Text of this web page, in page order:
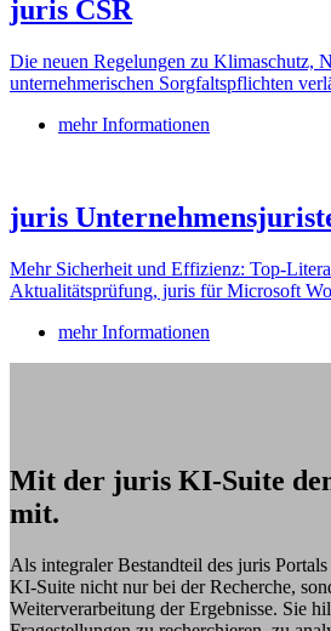
juris CSR
Die neuen Regelungen zu Klimaschutz,
unternehmerischen Sorgfaltspflichten
mehr Informationen
juris
Mehr Sicherheit und Effizienz: Top-
Aktualitätsprüfung, juris für Microsoft
mehr Informationen
Mit der juris KI-Suite
mit.
Als integraler Bestandteil des juris
KI-Suite nicht nur bei der Recherche,
Weiterverarbeitung der Ergebnisse. Sie